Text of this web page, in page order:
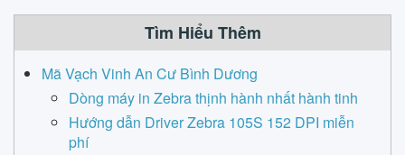
Tìm Hiểu Thêm
Mã Vạch Vinh An Cư Bình Dương
Dòng máy in Zebra thịnh hành nhất hành tinh
Hướng dẫn Driver Zebra 105S 152 DPI miễn
phí